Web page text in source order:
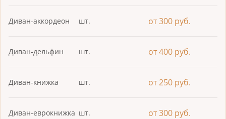
Диван-аккордеон шт. от 300 руб.
Диван-дельфин шт. от 400 руб.
Диван-книжка шт. от 250 руб.
Диван-еврокнижка шт. от 300 руб.